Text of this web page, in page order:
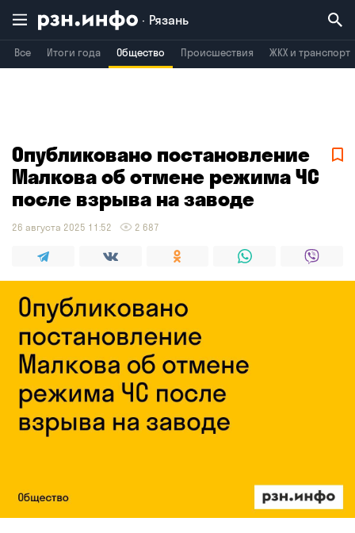
Рязань
Все Итоги года Общество Происшествия ЖКХ и транспорт
Воронеж Брянск
Опубликовано постановление
Малкова об отмене режима ЧС
после взрыва на заводе
26 августа 2025 11:52 2 687